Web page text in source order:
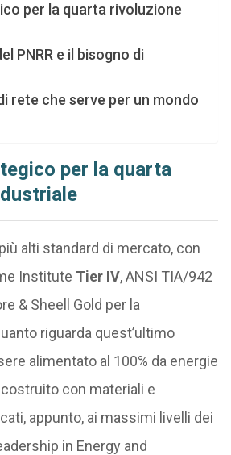
per la quarta rivoluzione
PNRR e il bisogno di
rete che serve per un mondo
per la quarta
alti standard di mercato, con
Institute Tier IV, ANSI TIA/942
& Sheell Gold per la
riguarda quest’ultimo
alimentato al 100% da energie
con materiali e
appunto, ai massimi livelli dei
in Energy and